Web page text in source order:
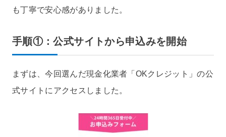
も丁寧で安心感がありました。
手順①：公式サイトから申込みを開始
まずは、今回選んだ現金化業者「OKクレジット」の公
式サイトにアクセスしました。